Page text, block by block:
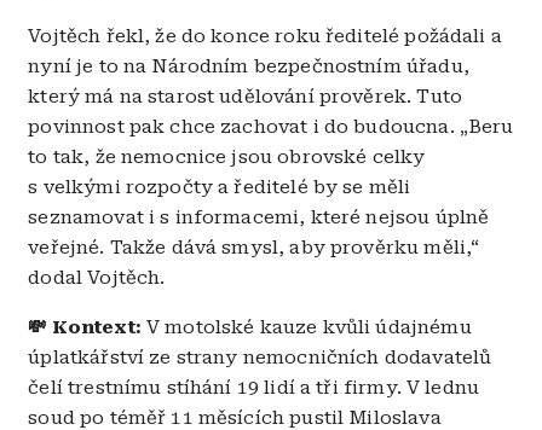
Vojtěch řekl, že do konce roku ředitelé požádali a
nyní je to na Národním bezpečnostním úřadu,
který má na starost udělování prověrek. Tuto
povinnost pak chce zachovat i do budoucna. „Beru
to tak, že nemocnice jsou obrovské celky
s velkými rozpočty a ředitelé by se měli
seznamovat i s informacemi, které nejsou úplně
veřejné. Takže dává smysl, aby prověrku měli,“
dodal Vojtěch.
💸 Kontext: V motolské kauze kvůli údajnému
úplatkářství ze strany nemocničních dodavatelů
čelí trestnímu stíhání 19 lidí a tři firmy. V lednu
soud po téměř 11 měsících pustil Miloslava